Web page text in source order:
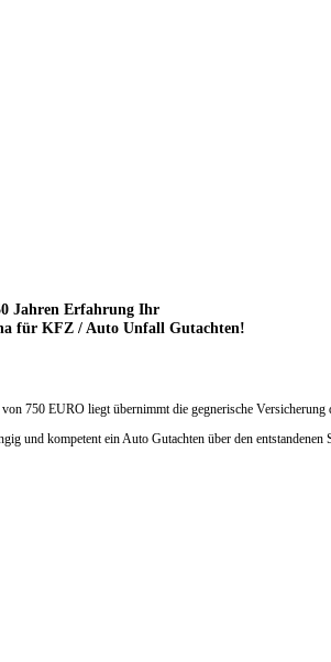
Jahren Erfahrung Ihr
für KFZ / Auto Unfall Gutachten!
von 750 EURO liegt übernimmt die gegnerische
und kompetent ein Auto Gutachten über den